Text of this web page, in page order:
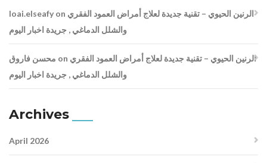
loai.elseafy on الرنين الحيوي – تقنية جديدة لعلاج أمراض العمود الفقري
والشلل الدماغي , جريدة اخبار اليوم
محسن فاروق on الرنين الحيوي – تقنية جديدة لعلاج أمراض العمود الفقري
والشلل الدماغي , جريدة اخبار اليوم
Archives
April 2026